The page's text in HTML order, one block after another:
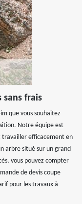
sans frais
que vous souhaitez
Notre équipe est
travailler efficacement en
arbre situé sur un grand
vous pouvez compter
de devis coupe
pour les travaux à